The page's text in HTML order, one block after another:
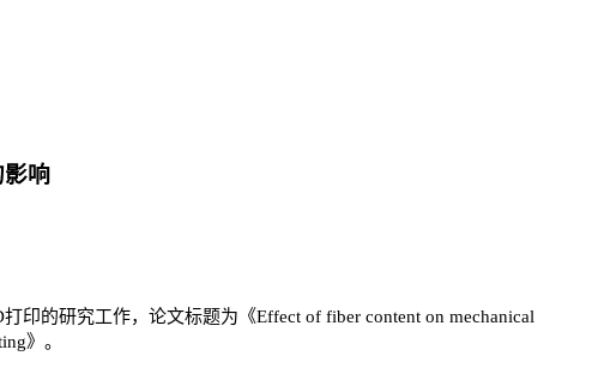
响
打印的研究工作，论文标题为《Effect of fiber content on mechanical
》。